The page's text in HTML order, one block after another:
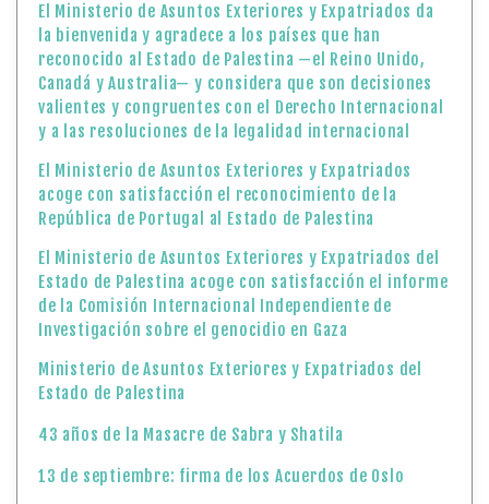
El Ministerio de Asuntos Exteriores y Expatriados da
la bienvenida y agradece a los países que han
reconocido al Estado de Palestina —el Reino Unido,
Canadá y Australia— y considera que son decisiones
valientes y congruentes con el Derecho Internacional
y a las resoluciones de la legalidad internacional
El Ministerio de Asuntos Exteriores y Expatriados
acoge con satisfacción el reconocimiento de la
República de Portugal al Estado de Palestina
El Ministerio de Asuntos Exteriores y Expatriados del
Estado de Palestina acoge con satisfacción el informe
de la Comisión Internacional Independiente de
Investigación sobre el genocidio en Gaza
Ministerio de Asuntos Exteriores y Expatriados del
Estado de Palestina
43 años de la Masacre de Sabra y Shatila
13 de septiembre: firma de los Acuerdos de Oslo